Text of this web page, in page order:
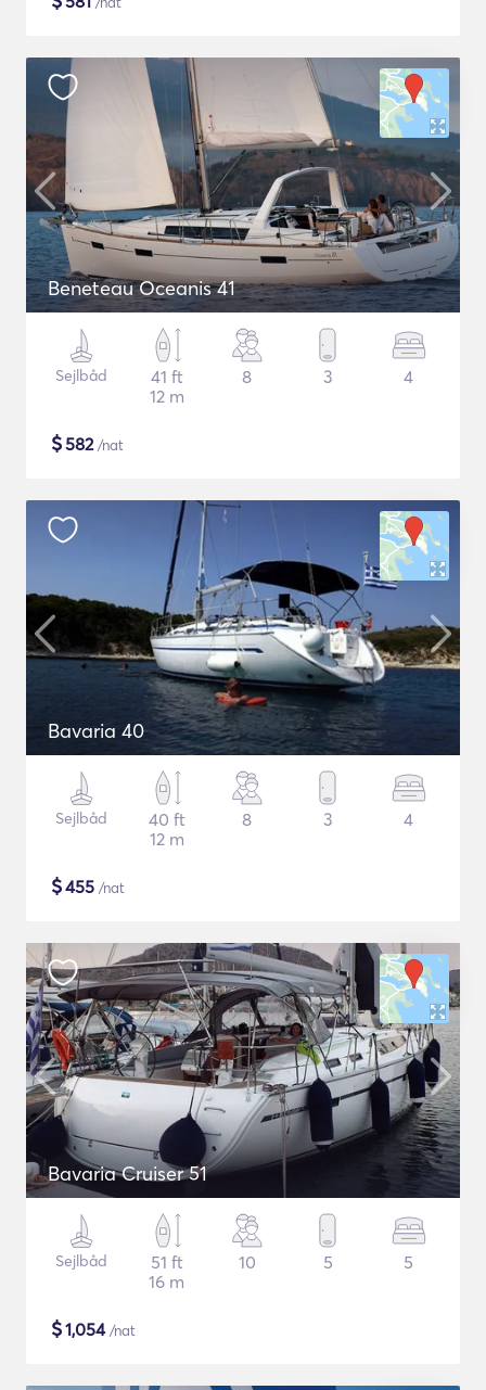
Beneteau Oceanis 41
Sejlbåd
41 ft
12 m
8 3 4
$582/nat
Bavaria 40
Sejlbåd
40 ft
12 m
8 3 4
$455 /nat
Bavaria Cruiser 51
Sejlbåd
51 ft
16 m
10 5 5
$1,054/nat